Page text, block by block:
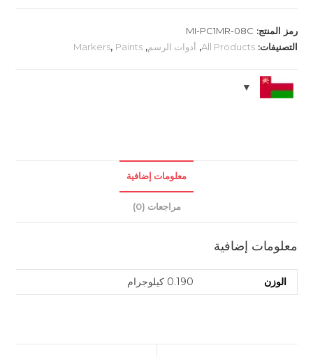
Extra
Fine
mm,
8
رمز المنتج: MI-PC1MR-08C
التصنيفات:All Products
, أدوات الرسم,
Markers, Paints
معلومات إضافية
مراجعات (0)
معلومات إضافية
الوزن 0.190 كيلوجرام